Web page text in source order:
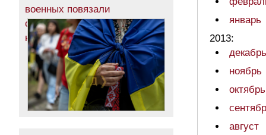
военных повязали
символические ленты
на Аллее Героев (фото)
январь
2013:
декабрь
ноябрь
октябрь
август